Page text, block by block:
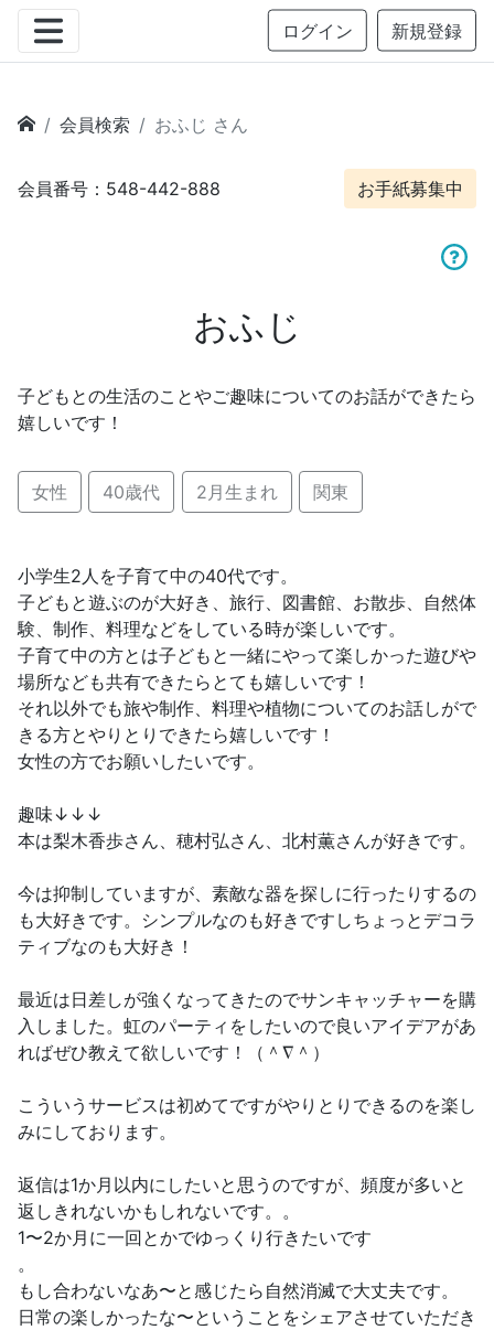
ログイン 新規登録
会員検索 おふじ さん
会員番号：548-442-888 お手紙募集中
おふじ
子どもとの生活のことやご趣味についてのお話ができたら
嬉しいです！
女性 40歳代 2月生まれ 関東
小学生2人を子育て中の40代です。
子どもと遊ぶのが大好き、旅行、図書館、お散歩、自然体
験、制作、料理などをしている時が楽しいです。
子育て中の方とは子どもと一緒にやって楽しかった遊びや
場所なども共有できたらとても嬉しいです！
それ以外でも旅や制作、料理や植物についてのお話しがで
きる方とやりとりできたら嬉しいです！
女性の方でお願いしたいです。
趣味↓↓↓
本は梨木香歩さん、穂村弘さん、北村薫さんが好きです。
今は抑制していますが、素敵な器を探しに行ったりするの
も大好きです。シンプルなのも好きですしちょっとデコラ
ティブなのも大好き！
最近は日差しが強くなってきたのでサンキャッチャーを購
入しました。虹のパーティをしたいので良いアイデアがあ
ればぜひ教えて欲しいです！（＾∇＾）
こういうサービスは初めてですがやりとりできるのを楽し
みにしております。
返信は1か月以内にしたいと思うのですが、頻度が多いと
返しきれないかもしれないです。。
1〜2か月に一回とかでゆっくり行きたいです
。
もし合わないなあ〜と感じたら自然消滅で大丈夫です。
日常の楽しかったな〜ということをシェアさせていただき